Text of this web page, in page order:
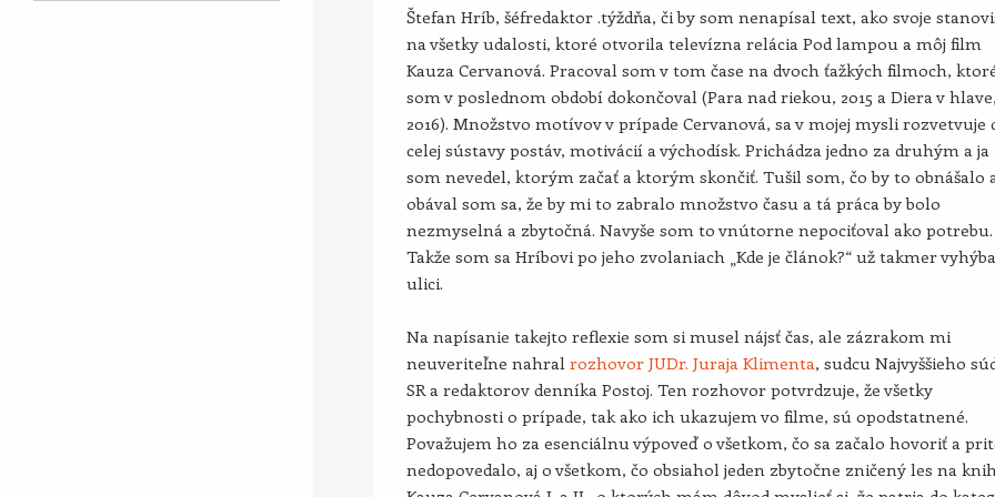
Štefan Hríb, šéfredaktor .týždňa, či by som nenapísal text, ako svoje
na všetky udalosti, ktoré otvorila televízna relácia Pod lampou a môj film
Kauza Cervanová. Pracoval som v tom čase na dvoch ťažkých filmoch,
som v poslednom období dokončoval (Para nad riekou, 2015 a Diera v hlave,
2016). Množstvo motívov v prípade Cervanová, sa v mojej mysli rozvetvuje
celej sústavy postáv, motivácií a východísk. Prichádza jedno za druhým a ja
som nevedel, ktorým začať a ktorým skončiť. Tušil som, čo by to obnášalo
obával som sa, že by mi to zabralo množstvo času a tá práca by bolo
nezmyselná a zbytočná. Navyše som to vnútorne nepociťoval ako potrebu.
Takže som sa Hríbovi po jeho zvolaniach „Kde je článok?“ už takmer
ulici.
Na napísanie takejto reflexie som si musel nájsť čas, ale zázrakom mi
neuveriteľne nahral rozhovor JUDr. Juraja Klimenta, sudcu Najvyššieho
SR a redaktorov denníka Postoj. Ten rozhovor potvrdzuje, že všetky
pochybnosti o prípade, tak ako ich ukazujem vo filme, sú opodstatnené.
Považujem ho za esenciálnu výpoveď o všetkom, čo sa začalo hovoriť a
nedopovedalo, aj o všetkom, čo obsiahol jeden zbytočne zničený les na